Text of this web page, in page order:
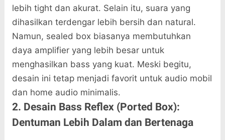
lebih tight dan akurat. Selain itu, suara yang
dihasilkan terdengar lebih bersih dan natural.
Namun, sealed box biasanya membutuhkan
daya amplifier yang lebih besar untuk
menghasilkan bass yang kuat. Meski begitu,
desain ini tetap menjadi favorit untuk audio mobil
dan home audio minimalis.
2. Desain Bass Reflex (Ported Box):
Dentuman Lebih Dalam dan Bertenaga